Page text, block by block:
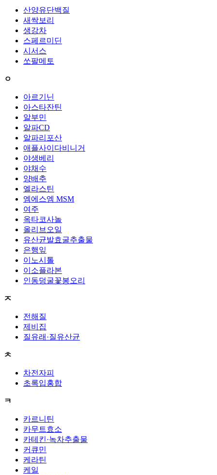
산양유단백질
새싹보리
생강차
스페르미딘
시서스
쏘팔메토
ㅇ
아르기닌
아스타잔틴
알부민
알파CD
알파리포산
애플사이다비니거
야생베리
야채수
양배추
엘라스틴
엠에스엠 MSM
여주
옥타코사놀
올리브오일
유산균발효굴추출물
은행잎
이노시톨
이소플라본
인동덩굴꽃봉오리
ㅈ
전해질
제비집
질유래·질유산균
ㅊ
차전자피
초록입홍합
ㅋ
카르니틴
카무트효소
카테킨·녹차추출물
커큐민
케라틴
케일